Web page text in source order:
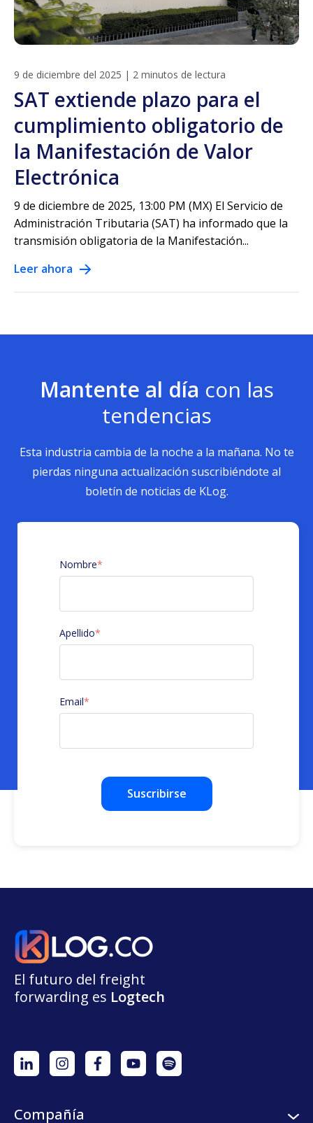
9 de diciembre del 2025 | 2 minutos de lectura
SAT extiende plazo para el
cumplimiento obligatorio de
la Manifestación de Valor
Electrónica
9 de diciembre de 2025, 13:00 PM (MX) El Servicio de
Administración Tributaria (SAT) ha informado que la
transmisión obligatoria de la Manifestación...
Leer ahora
Mantente al día con las
tendencias
Esta industria cambia de la noche a la mañana. No te
pierdas ninguna actualización suscribiéndote al
boletín de noticias de KLog.
Nombre*
Apellido*
Email*
El futuro del freight
forwarding es Logtech
Compañía